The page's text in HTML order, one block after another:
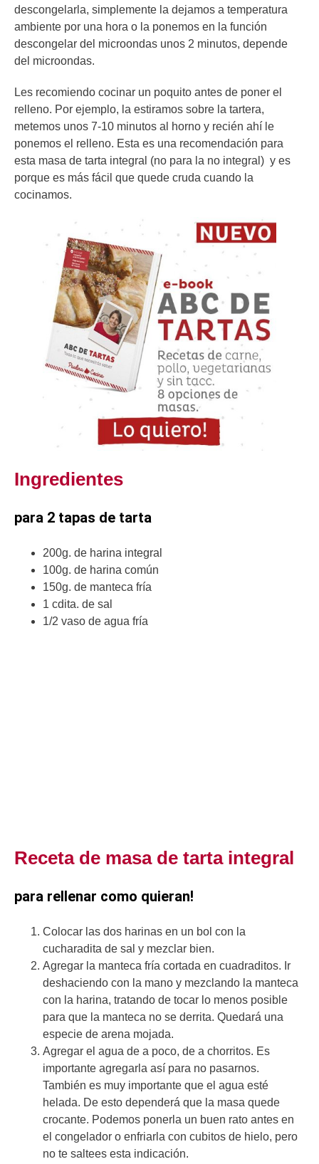
descongelarla, simplemente la dejamos a temperatura
ambiente por una hora o la ponemos en la función
descongelar del microondas unos 2 minutos, depende
del microondas.
Les recomiendo cocinar un poquito antes de poner el
relleno. Por ejemplo, la estiramos sobre la tartera,
metemos unos 7-10 minutos al horno y recién ahí le
ponemos el relleno. Esta es una recomendación para
esta masa de tarta integral (no para la no integral) y es
porque es más fácil que quede cruda cuando la
cocinamos.
Ingredientes
para 2 tapas de tarta
200g. de harina integral
100g. de harina común
150g. de manteca fría
1 cdita. de sal
1/2 vaso de agua fría
Receta de masa de tarta integral
para rellenar como quieran!
Colocar las dos harinas en un bol con la
cucharadita de sal y mezclar bien.
Agregar la manteca fría cortada en cuadraditos. Ir
deshaciendo con la mano y mezclando la manteca
con la harina, tratando de tocar lo menos posible
para que la manteca no se derrita. Quedará una
especie de arena mojada.
Agregar el agua de a poco, de a chorritos. Es
importante agregarla así para no pasarnos.
También es muy importante que el agua esté
helada. De esto dependerá que la masa quede
crocante. Podemos ponerla un buen rato antes en
el congelador o enfriarla con cubitos de hielo, pero
no te saltees esta indicación.